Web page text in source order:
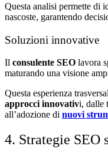
Questa analisi permette di
nascoste, garantendo
Soluzioni innovative
Il consulente SEO lavora
maturando una visione
Questa esperienza
approcci innovativi, dalle
all’adozione di nuovi
4. Strategie SEO